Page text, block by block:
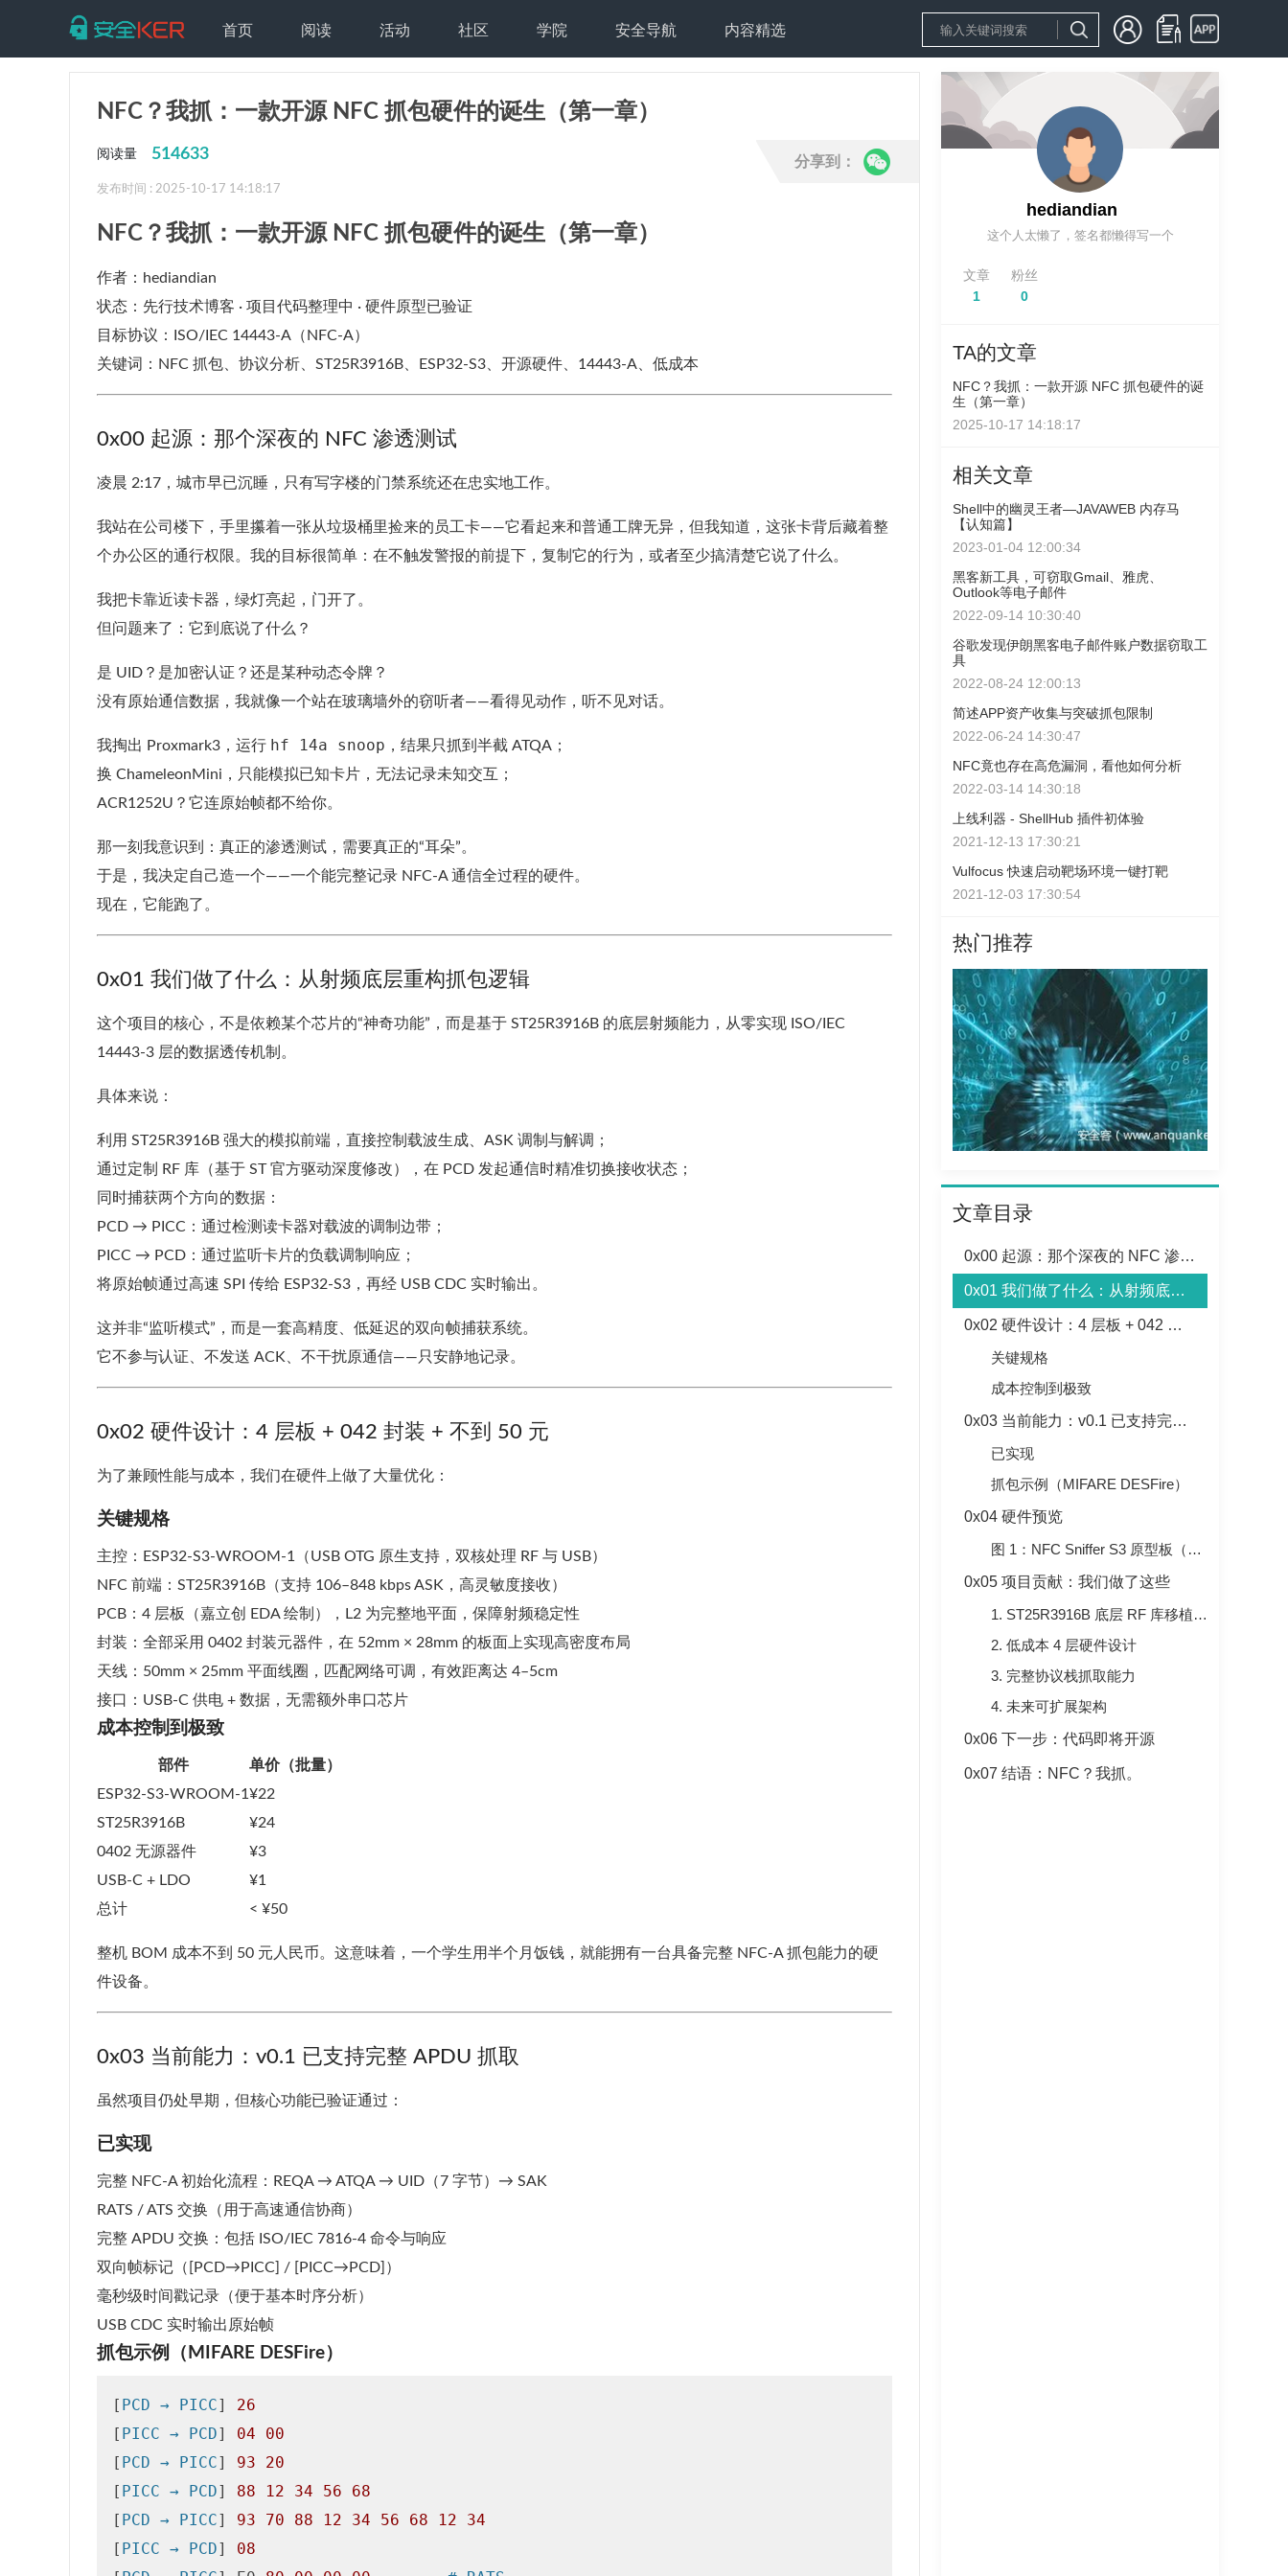
首页 阅读 活动 社区 学院 安全导航 内容精选
NFC？我抓：一款开源 NFC 抓包硬件的诞生（第一章）
阅读量 514633
发布时间 : 2025-10-17 14:18:17
NFC？我抓：一款开源 NFC 抓包硬件的诞生（第一章）
作者：hediandian
状态：先行技术博客 · 项目代码整理中 · 硬件原型已验证
目标协议：ISO/IEC 14443-A（NFC-A）
关键词：NFC 抓包、协议分析、ST25R3916B、ESP32-S3、开源硬件、14443-A、低成本
0x00 起源：那个深夜的 NFC 渗透测试
凌晨 2:17，城市早已沉睡，只有写字楼的门禁系统还在忠实地工作。
我站在公司楼下，手里攥着一张从垃圾桶里捡来的员工卡——它看起来和普通工牌无异，但我知道，这张卡背后藏着整
个办公区的通行权限。我的目标很简单：在不触发警报的前提下，复制它的行为，或者至少搞清楚它说了什么。
我把卡靠近读卡器，绿灯亮起，门开了。
但问题来了：它到底说了什么？
是 UID？是加密认证？还是某种动态令牌？
没有原始通信数据，我就像一个站在玻璃墙外的窃听者——看得见动作，听不见对话。
我掏出 Proxmark3，运行 hf 14a snoop ，结果只抓到半截 ATQA；
换 ChameleonMini，只能模拟已知卡片，无法记录未知交互；
ACR1252U？它连原始帧都不给你。
那一刻我意识到：真正的渗透测试，需要真正的“耳朵”。
于是，我决定自己造一个——一个能完整记录 NFC-A 通信全过程的硬件。
现在，它能跑了。
0x01 我们做了什么：从射频底层重构抓包逻辑
这个项目的核心，不是依赖某个芯片的“神奇功能”，而是基于 ST25R3916B 的底层射频能力，从零实现 ISO/IEC
14443-3 层的数据透传机制。
具体来说：
利用 ST25R3916B 强大的模拟前端，直接控制载波生成、ASK 调制与解调；
通过定制 RF 库（基于 ST 官方驱动深度修改），在 PCD 发起通信时精准切换接收状态；
同时捕获两个方向的数据：
PCD → PICC：通过检测读卡器对载波的调制边带；
PICC → PCD：通过监听卡片的负载调制响应；
将原始帧通过高速 SPI 传给 ESP32-S3，再经 USB CDC 实时输出。
这并非“监听模式”，而是一套高精度、低延迟的双向帧捕获系统。
它不参与认证、不发送 ACK、不干扰原通信——只安静地记录。
0x02 硬件设计：4 层板 + 042 封装 + 不到 50 元
为了兼顾性能与成本，我们在硬件上做了大量优化：
关键规格
主控：ESP32-S3-WROOM-1（USB OTG 原生支持，双核处理 RF 与 USB）
NFC 前端：ST25R3916B（支持 106–848 kbps ASK，高灵敏度接收）
PCB：4 层板（嘉立创 EDA 绘制），L2 为完整地平面，保障射频稳定性
封装：全部采用 0402 封装元器件，在 52mm × 28mm 的板面上实现高密度布局
天线：50mm × 25mm 平面线圈，匹配网络可调，有效距离达 4–5cm
接口：USB-C 供电 + 数据，无需额外串口芯片
成本控制到极致
部件
单价（批量）
ESP32-S3-WROOM-1 ¥22
ST25R3916B
¥24
0402 无源器件
¥3
USB-C + LDO
¥1
总计
< ¥50
整机 BOM 成本不到 50 元人民币。这意味着，一个学生用半个月饭钱，就能拥有一台具备完整 NFC-A 抓包能力的硬
件设备。
0x03 当前能力：v0.1 已支持完整 APDU 抓取
虽然项目仍处早期，但核心功能已验证通过：
已实现
完整 NFC-A 初始化流程：REQA → ATQA → UID（7 字节）→ SAK
RATS / ATS 交换（用于高速通信协商）
完整 APDU 交换：包括 ISO/IEC 7816-4 命令与响应
双向帧标记（[PCD→PICC] / [PICC→PCD]）
毫秒级时间戳记录（便于基本时序分析）
USB CDC 实时输出原始帧
抓包示例（MIFARE DESFire）
[ PCD → PICC] 26
[ PICC → PCD] 04
00
[ PCD → PICC] 93
20
[ PICC → PCD] 88 12 34 56
68
[ PCD → PICC] 93 70 88 12 34 56 68 12
34
[ PICC → PCD] 08
分享到：
hediandian
这个人太懒了，签名都懒得写一个
文章
1
粉丝
0
TA的文章
NFC？我抓：一款开源 NFC 抓包硬件的诞
生（第一章）
2025-10-17 14:18:17
相关文章
Shell中的幽灵王者—JAVAWEB 内存马
【认知篇】
2023-01-04 12:00:34
黑客新工具，可窃取Gmail、雅虎、
Outlook等电子邮件
2022-09-14 10:30:40
谷歌发现伊朗黑客电子邮件账户数据窃取工
具
2022-08-24 12:00:13
简述APP资产收集与突破抓包限制
2022-06-24 14:30:47
NFC竟也存在高危漏洞，看他如何分析
2022-03-14 14:30:18
上线利器 - ShellHub 插件初体验
2021-12-13 17:30:21
Vulfocus 快速启动靶场环境一键打靶
2021-12-03 17:30:54
热门推荐
文章目录
0x00 起源：那个深夜的 NFC 渗透测试
0x01 我们做了什么：从射频底层重构抓包逻辑
0x02 硬件设计：4 层板 + 042 封装 + 不到 50 元
关键规格
成本控制到极致
0x03 当前能力：v0.1 已支持完整 APDU 抓取
已实现
抓包示例（MIFARE DESFire）
0x04 硬件预览
图 1：NFC Sniffer S3 原型板（4层PCB + 0402封装）
0x05 项目贡献：我们做了这些
1. ST25R3916B 底层 RF 库移植与增强
2. 低成本 4 层硬件设计
3. 完整协议栈抓取能力
4. 未来可扩展架构
0x06 下一步：代码即将开源
0x07 结语：NFC？我抓。